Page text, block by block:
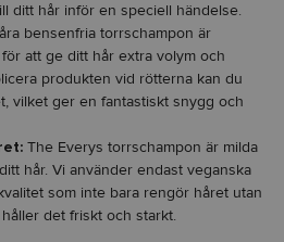
ditt hår inför en speciell händelse.
bensenfria torrschampon är
att ge ditt hår extra volym och
produkten vid rötterna kan du
vilket ger en fantastiskt snygg och
The Everys torrschampon är milda
hår. Vi använder endast veganska
som inte bara rengör håret utan
det friskt och starkt.